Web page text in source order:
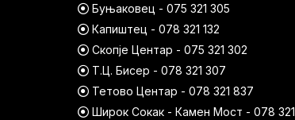
Буњаковец - 075 321 305
Капиштец - 078 321 132
Скопје Центар - 075 321 302
Т.Ц. Бисер - 078 321 307
Тетово Центар - 078 321 837
Широк Сокак - Камен Мост - 078 321